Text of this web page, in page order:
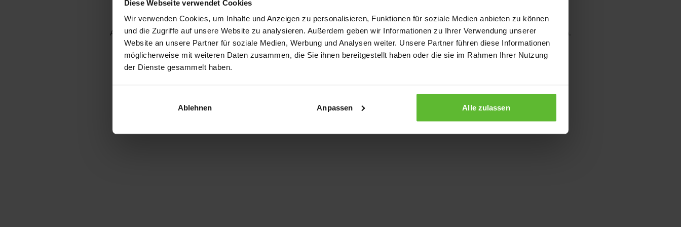
Diese Webseite verwendet Cookies
Wir verwenden Cookies, um Inhalte und Anzeigen zu personalisieren, Funktionen für soziale Medien anbieten zu können
und die Zugriffe auf unsere Website zu analysieren. Außerdem geben wir Informationen zu Ihrer Verwendung unserer
Website an unsere Partner für soziale Medien, Werbung und Analysen weiter. Unsere Partner führen diese Informationen
möglicherweise mit weiteren Daten zusammen, die Sie ihnen bereitgestellt haben oder die sie im Rahmen Ihrer Nutzung
der Dienste gesammelt haben.
Ablehnen Anpassen Alle zulassen
Application error: a client-side exception has occurred while loading www.kurzwego.de (see the browser console for more information).